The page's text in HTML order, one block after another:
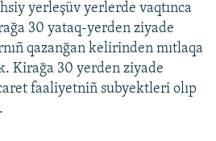
yerleşüv yerlerde vaqtınca
30 yataq-yerden ziyade
qazanğan kelirinden mıtlaqa
Kirağa 30 yerden ziyade
faaliyetniñ subyektleri olıp